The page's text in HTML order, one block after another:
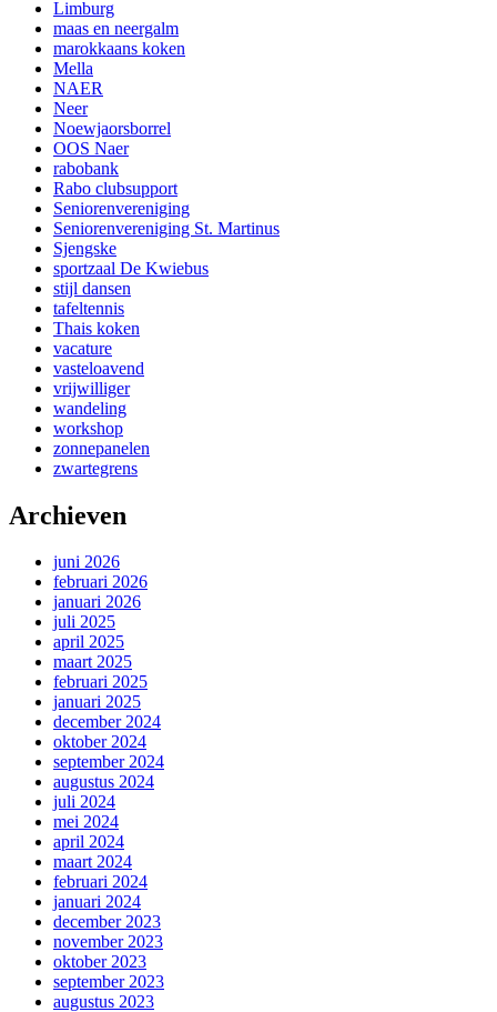
Limburg
maas en neergalm
marokkaans koken
Mella
NAER
Neer
Noewjaorsborrel
OOS Naer
rabobank
Rabo clubsupport
Seniorenvereniging
Seniorenvereniging St. Martinus
Sjengske
sportzaal De Kwiebus
stijl dansen
tafeltennis
Thais koken
vacature
vasteloavend
vrijwilliger
wandeling
workshop
zonnepanelen
zwartegrens
Archieven
juni 2026
februari 2026
januari 2026
juli 2025
april 2025
maart 2025
februari 2025
januari 2025
december 2024
oktober 2024
september 2024
augustus 2024
juli 2024
mei 2024
april 2024
maart 2024
februari 2024
januari 2024
december 2023
november 2023
oktober 2023
september 2023
augustus 2023